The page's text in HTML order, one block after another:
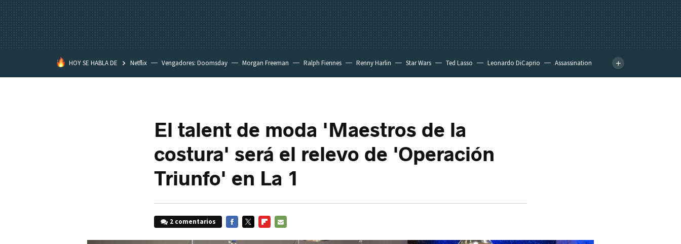
HOY SE HABLA DE Netflix Vengadores: Doomsday Morgan Freeman Ralph Fiennes Renny Harlin Star Wars Ted Lasso Leonardo DiCaprio
Assassination
El talent de moda 'Maestros de la
costura' será el relevo de 'Operación
Triunfo' en La 1
2 comentarios